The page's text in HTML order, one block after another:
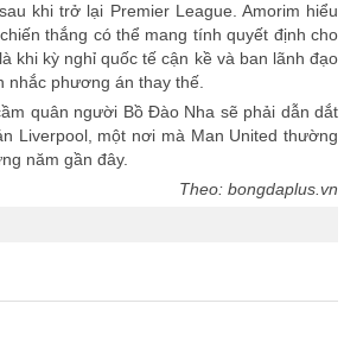
khi trở lại Premier League. Amorim hiểu
thắng có thể mang tính quyết định cho
khi kỳ nghỉ quốc tế cận kề và ban lãnh đạo
nhắc phương án thay thế.
quân người Bồ Đào Nha sẽ phải dẫn dắt
Liverpool, một nơi mà Man United thường
năm gần đây.
Theo: bongdaplus.vn